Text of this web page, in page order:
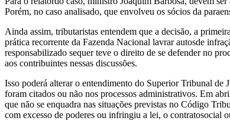
Porém, no caso analisado, que envolveu os sócios da
Ainda assim, tributaristas entendem que a decisão, a
prática recorrente da Fazenda Nacional lavrar autosde
responsabilizado sequer teve o direito de se defender no
aos contribuintes nessas discussões.
Isso poderá alterar o entendimento do Superior Tribunal de
foram citados ou não nos processos administrativos. Em
que não se enquadra nas situações previstas no Código
com excesso de poderes ou infringiu a lei, o contratosocial